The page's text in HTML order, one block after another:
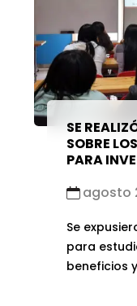
SE
SOBRE
PARA
agosto
Se
para
beneficios